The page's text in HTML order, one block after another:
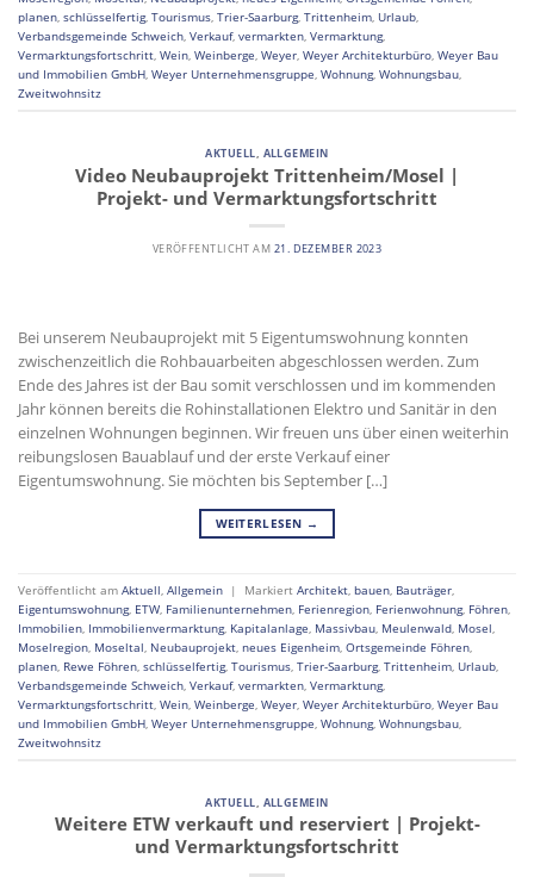
planen, schlüsselfertig, Tourismus, Trier-Saarburg, Trittenheim, Urlaub,
Verbandsgemeinde Schweich, Verkauf, vermarkten, Vermarktung,
Vermarktungsfortschritt, Wein, Weinberge, Weyer, Weyer Architekturbüro, Weyer Bau
und Immobilien GmbH, Weyer Unternehmensgruppe, Wohnung, Wohnungsbau,
Zweitwohnsitz
AKTUELL, ALLGEMEIN
Video Neubauprojekt Trittenheim/Mosel |
Projekt- und Vermarktungsfortschritt
VERÖFFENTLICHT AM 21. DEZEMBER 2023
Bei unserem Neubauprojekt mit 5 Eigentumswohnung konnten
zwischenzeitlich die Rohbauarbeiten abgeschlossen werden. Zum
Ende des Jahres ist der Bau somit verschlossen und im kommenden
Jahr können bereits die Rohinstallationen Elektro und Sanitär in den
einzelnen Wohnungen beginnen. Wir freuen uns über einen weiterhin
reibungslosen Bauablauf und der erste Verkauf einer
Eigentumswohnung. Sie möchten bis September […]
WEITERLESEN →
Veröffentlicht am Aktuell, Allgemein | Markiert Architekt, bauen, Bauträger,
Eigentumswohnung, ETW, Familienunternehmen, Ferienregion, Ferienwohnung, Föhren,
Immobilien, Immobilienvermarktung, Kapitalanlage, Massivbau, Meulenwald, Mosel,
Moselregion, Moseltal, Neubauprojekt, neues Eigenheim, Ortsgemeinde Föhren,
planen, Rewe Föhren, schlüsselfertig, Tourismus, Trier-Saarburg, Trittenheim, Urlaub,
Verbandsgemeinde Schweich, Verkauf, vermarkten, Vermarktung,
Vermarktungsfortschritt, Wein, Weinberge, Weyer, Weyer Architekturbüro, Weyer Bau
und Immobilien GmbH, Weyer Unternehmensgruppe, Wohnung, Wohnungsbau,
Zweitwohnsitz
AKTUELL, ALLGEMEIN
Weitere ETW verkauft und reserviert | Projekt-
und Vermarktungsfortschritt